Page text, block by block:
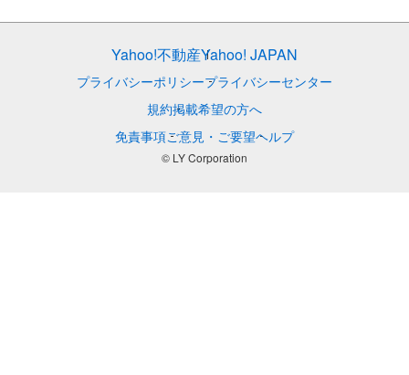
Yahoo!不動産Yahoo! JAPAN
プライバシーポリシープライバシーセンター
規約掲載希望の方へ
免責事項ご意見・ご要望ヘルプ
© LY Corporation